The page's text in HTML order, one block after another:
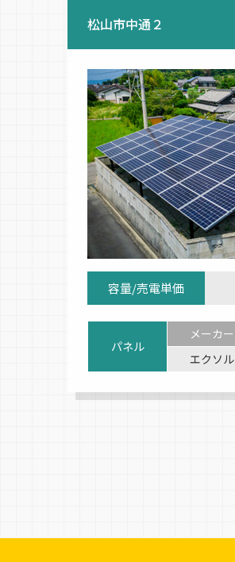
松山市中通２
容量/売電単価
パネル
メーカー
エクソル